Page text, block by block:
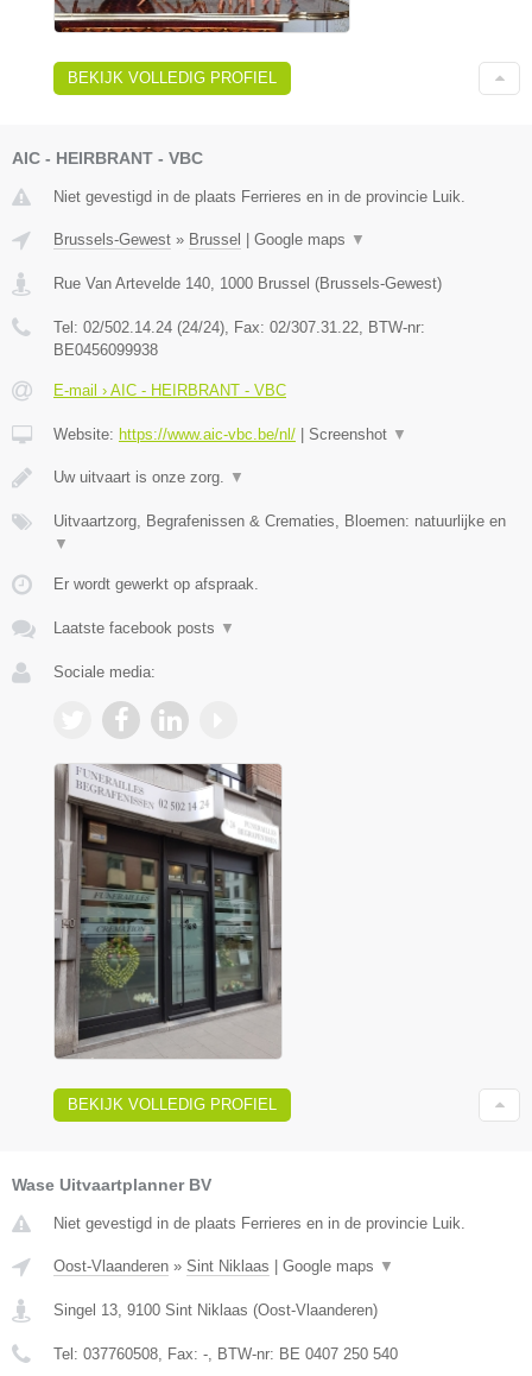
BEKIJK VOLLEDIG PROFIEL
AIC - HEIRBRANT - VBC
Niet gevestigd in de plaats Ferrieres en in de provincie Luik.
Brussels-Gewest » Brussel Google maps ▼
Rue Van Artevelde 140, 1000 Brussel (Brussels-Gewest)
Tel: 02/502.14.24 (24/24), Fax: 02/307.31.22, BTW-nr:
BE0456099938
E-mail › AIC - HEIRBRANT - VBC
Website: https://www.aic-vbc.be/nl/ Screenshot ▼
Uw uitvaart is onze zorg. ▼
Uitvaartzorg, Begrafenissen & Crematies, Bloemen: natuurlijke en
▼
Er wordt gewerkt op afspraak.
Laatste facebook posts ▼
Sociale media:
BEKIJK VOLLEDIG PROFIEL
Wase Uitvaartplanner BV
Niet gevestigd in de plaats Ferrieres en in de provincie Luik.
Oost-Vlaanderen » Sint Niklaas Google maps ▼
Singel 13 9100 Sint Niklaas (Oost-Vlaanderen)
Tel: 037760508 , Fax: - , BTW-nr: BE 0407 250 540